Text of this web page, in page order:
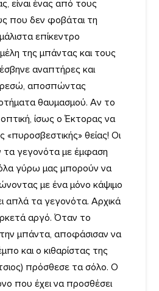
είναι ένας από τους
που δεν φοβάται τη
επίκεντρο
της μπάντας και τους
αναπτήρες και
αποσπώντας
θαυμασμού. Αν το
ίσως ο Έκτορας να
«πυροσβεστικής» θείας! Οι
τα γεγονότα με έμφαση
γύρω μας μπορούν να
με ένα μόνο κάψιμο
απλά τα γεγονότα. Αρχικά
αργό. Όταν το
μπάντα, αποφάσισαν να
και ο κιθαρίστας της
πρόσθεσε τα σόλο. Ο
που έχει να προσθέσει